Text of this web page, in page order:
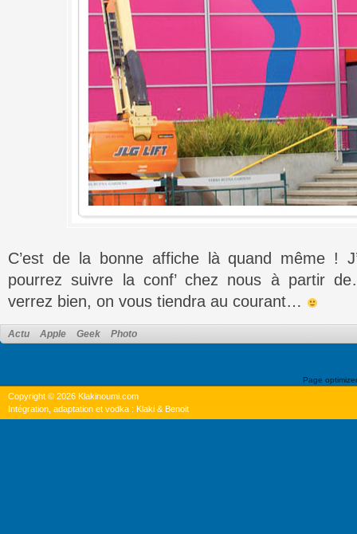
C’est de la bonne affiche là quand même !
pourrez suivre la conf’ chez nous à partir
verrez bien, on vous tiendra au courant…
Actu Apple Geek Photo
Page
Copyright © 2026 Klakinoumi.com
Intégration, adaptation et vodka : Klaki & Benoit